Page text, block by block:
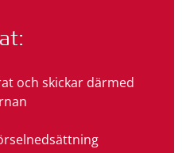
och skickar därmed